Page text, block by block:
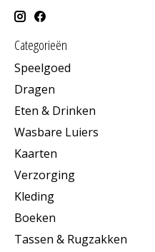
Categorieën
Speelgoed
Dragen
Eten & Drinken
Wasbare Luiers
Kaarten
Verzorging
Kleding
Boeken
Tassen & Rugzakken